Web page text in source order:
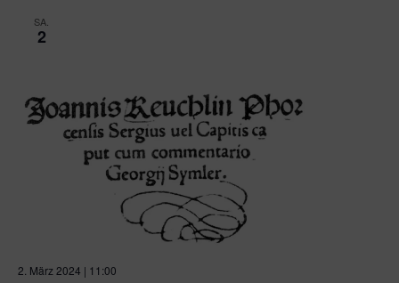
SA.
2
2. März 2024 | 11:00